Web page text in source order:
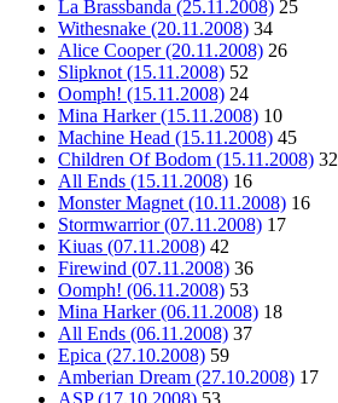
La Brassbanda (25.11.2008) 25
Withesnake (20.11.2008) 34
Alice Cooper (20.11.2008) 26
Slipknot (15.11.2008) 52
Oomph! (15.11.2008) 24
Mina Harker (15.11.2008) 10
Machine Head (15.11.2008) 45
Children Of Bodom (15.11.2008) 32
All Ends (15.11.2008) 16
Monster Magnet (10.11.2008) 16
Stormwarrior (07.11.2008) 17
Kiuas (07.11.2008) 42
Firewind (07.11.2008) 36
Oomph! (06.11.2008) 53
Mina Harker (06.11.2008) 18
All Ends (06.11.2008) 37
Epica (27.10.2008) 59
Amberian Dream (27.10.2008) 17
ASP (17.10.2008) 53